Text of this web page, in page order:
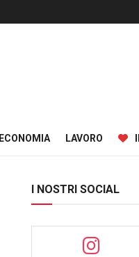
ECONOMIA LAVORO
I NOSTRI SOCIAL